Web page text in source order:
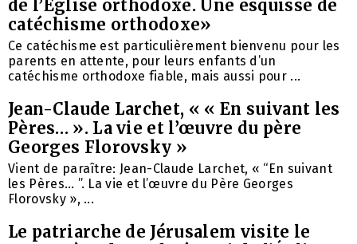
de l’Église orthodoxe. Une esquisse de
catéchisme orthodoxe»
Ce catéchisme est particulièrement bienvenu pour les
parents en attente, pour leurs enfants d’un
catéchisme orthodoxe fiable, mais aussi pour ...
Jean-Claude Larchet, « « En suivant les
Pères… ». La vie et l’œuvre du père
Georges Florovsky »
Vient de paraître: Jean-Claude Larchet, « “En suivant
les Pères… ”. La vie et l’œuvre du Père Georges
Florovsky », ...
Le patriarche de Jérusalem visite le